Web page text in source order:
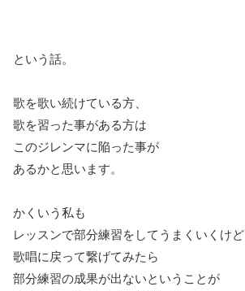
という話。
歌を歌い続けている方、
歌を習った事がある方は
このジレンマに陥った事が
あるかと思います。
かくいう私も
レッスンで部分練習をしてうまくいくけど
歌唱に戻って繋げてみたら
部分練習の成果が出ないということが